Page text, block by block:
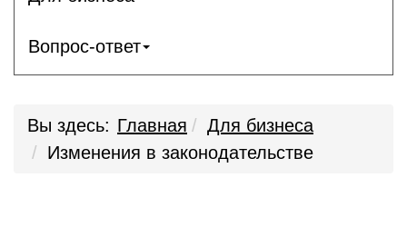
Вопрос-ответ
Вы здесь: Главная
Для бизнеса
Изменения в законодательстве